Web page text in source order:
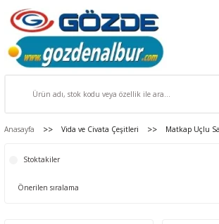
Anasayfa Vida ve Civata Çeşitleri Matkap Uçlu
Stoktakiler